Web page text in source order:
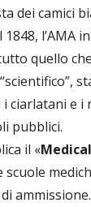
dei camici
l’AMA
quello
ciarlatani e i
pubblici.
il «
scuole